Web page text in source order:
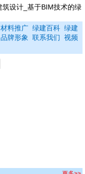
材料推广 绿建百科 绿建
品牌形象 联系我们 视频